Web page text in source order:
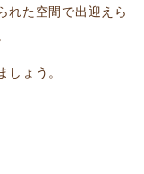
れた空間で出迎えら
しょう。